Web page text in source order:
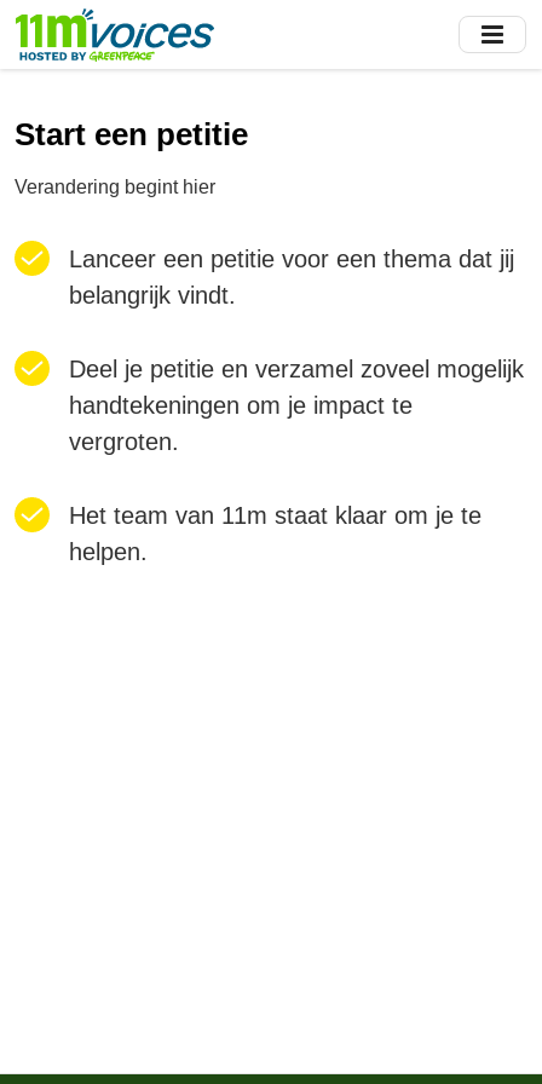
Skip
main
Start een petitie
Verandering begint hier
Lanceer een petitie voor een thema dat jij
belangrijk vindt.
Deel je petitie en verzamel zoveel mogelijk
handtekeningen om je impact te
vergroten.
Het team van 11m staat klaar om je te
helpen.